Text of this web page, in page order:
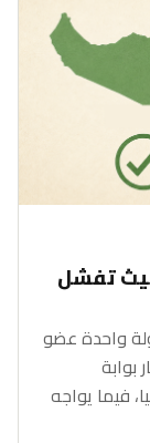
حيث تفشل
واحدة عضو
فيما يواجه